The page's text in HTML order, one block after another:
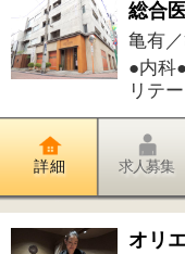
●カフェ・お茶
詳 細 求人募集 クー
毛利動物クリ
亀有／亀有駅
●動物病院
詳 細 求人募集 クー